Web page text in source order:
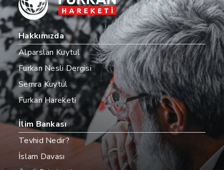
Hakkımızda
Alparslan Kuytul
Furkan Nesli Dergisi
Semra Kuytul
Furkan Hareketi
İlim Bankası
Tevhid Nedir?
İslam Davası